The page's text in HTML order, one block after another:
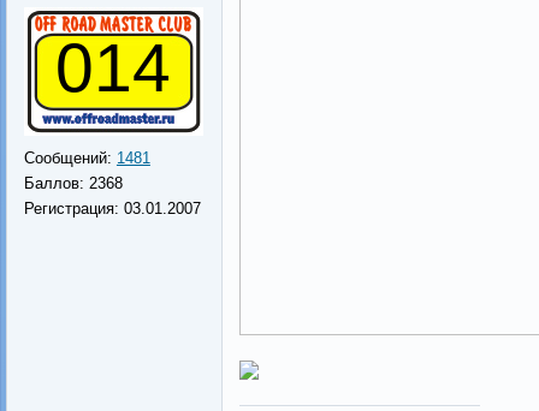
014
Сообщений: 1481
Баллов: 2368
Регистрация: 03.01.2007